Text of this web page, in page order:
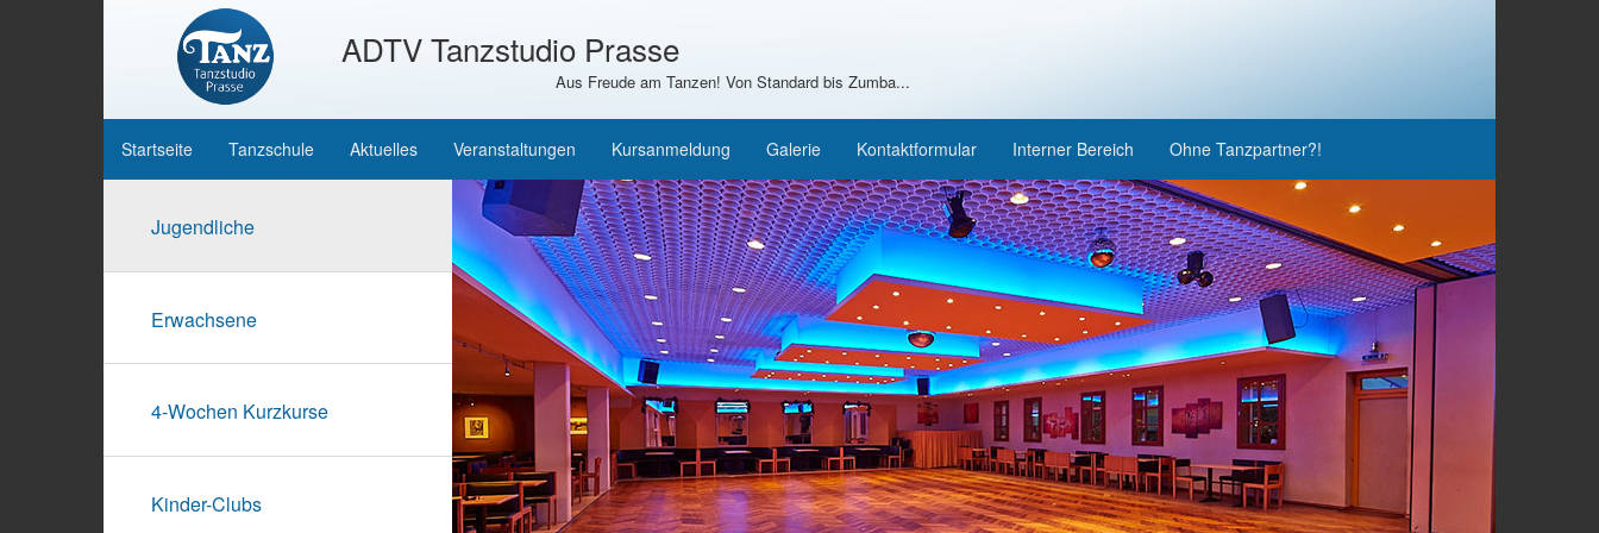
ADTV Tanzstudio Prasse
Aus Freude am Tanzen! Von Standard bis Zumba...
Startseite Tanzschule Aktuelles Veranstaltungen Kursanmeldung Galerie Kontaktformular Interner Bereich Ohne Tanzpartner?!
Jugendliche
Erwachsene
4-Wochen Kurzkurse
Kinder-Clubs